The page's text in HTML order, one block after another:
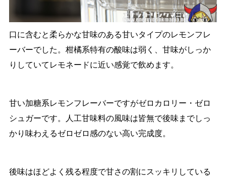
口に含むと柔らかな甘味のある甘いタイプのレモンフレ
ーバーでした。柑橘系特有の酸味は弱く、甘味がしっか
りしていてレモネードに近い感覚で飲めます。
甘い加糖系レモンフレーバーですがゼロカロリー・ゼロ
シュガーです。人工甘味料の風味は皆無で後味までしっ
かり味わえるゼロゼロ感のない高い完成度。
後味はほどよく残る程度で甘さの割にスッキリしている